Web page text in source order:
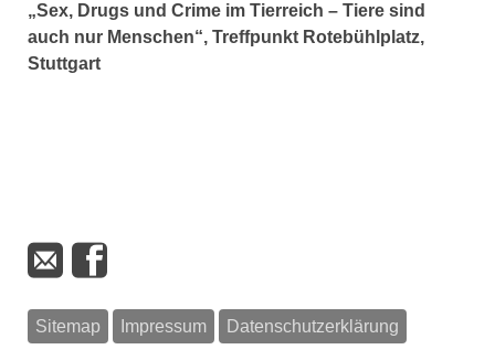
„Sex, Drugs und Crime im Tierreich – Tiere sind
auch nur Menschen“, Treffpunkt Rotebühlplatz,
Stuttgart
Sitemap Impressum Datenschutzerklärung